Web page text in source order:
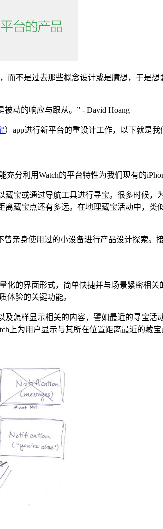
而不是过去那些概念设计或是臆想，于是
动的响应与跟从。” - David Hoang
）app进行新平台的重设计工作，以下就是
充分利用Watch的平台特性为我们现有的
宝或通过导航工具进行寻宝。很多时候
藏宝点还有多远。在地理藏宝活动中，类
亲身使用过的小设备进行产品设计探索。
化的界面形式，简单快捷并与场景紧密相
体验的关键功能。
怎样显示相关的内容，譬如最近的寻宝
上为用户显示与其所在位置距离最近的藏